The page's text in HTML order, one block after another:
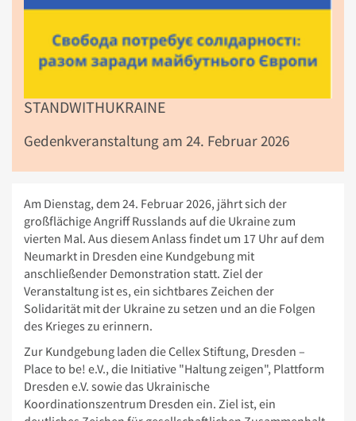
STANDWITHUKRAINE
Gedenkveranstaltung am 24. Februar 2026
Am Dienstag, dem 24. Februar 2026, jährt sich der
großflächige Angriff Russlands auf die Ukraine zum
vierten Mal. Aus diesem Anlass findet um 17 Uhr auf dem
Neumarkt in Dresden eine Kundgebung mit
anschließender Demonstration statt. Ziel der
Veranstaltung ist es, ein sichtbares Zeichen der
Solidarität mit der Ukraine zu setzen und an die Folgen
des Krieges zu erinnern.
Zur Kundgebung laden die Cellex Stiftung, Dresden –
Place to be! e.V., die Initiative "Haltung zeigen", Plattform
Dresden e.V. sowie das Ukrainische
Koordinationszentrum Dresden ein. Ziel ist, ein